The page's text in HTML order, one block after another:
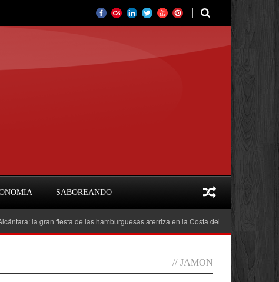
SABOREANDO
la gran fiesta de las hamburguesas aterriza en la Costa del Sol
// JAMON